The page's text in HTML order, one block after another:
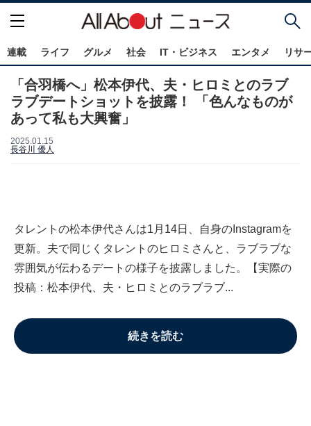
連載 ライフ グルメ 社会 IT・ビジネス エンタメ リサ
「合羽橋へ」松本伊代、夫・ヒロミとのラブ
ラブデートショットを披露！ 「色んなものが
あって私も大興奮」
2025.01.15
長谷川 優人
タレントの松本伊代さんは1月14日、自身のInstagramを
更新。夫で同じくタレントのヒロミさんと、ラブラブな
雰囲気が伝わるデートの様子を披露しました。【実際の
投稿：松本伊代、夫・ヒロミとのラブラブ...
続きを読む